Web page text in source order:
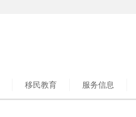
移民教育 服务信息